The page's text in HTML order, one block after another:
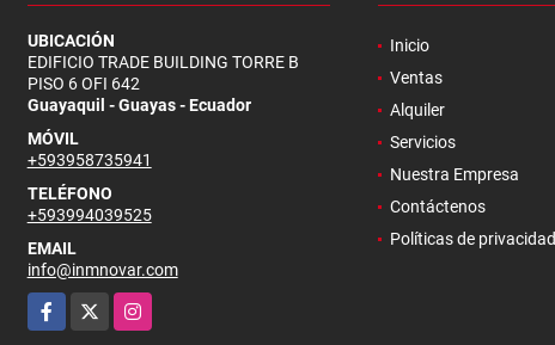
UBICACIÓN
EDIFICIO TRADE BUILDING TORRE B
PISO 6 OFI 642
Guayaquil - Guayas - Ecuador
MÓVIL
+593958735941
TELÉFONO
+593994039525
EMAIL
info@inmnovar.com
Facebook
Instagram
Inicio
Ventas
Alquiler
Servicios
Nuestra Empresa
Contáctenos
Políticas de privacidad